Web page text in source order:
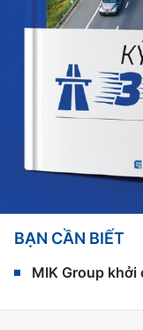
BẠN CẦN BIẾT
MIK Group khởi